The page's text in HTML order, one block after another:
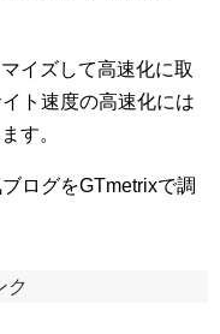
イズして高速化に取
ト速度の高速化には
す。
ログをGTmetrixで調
ク